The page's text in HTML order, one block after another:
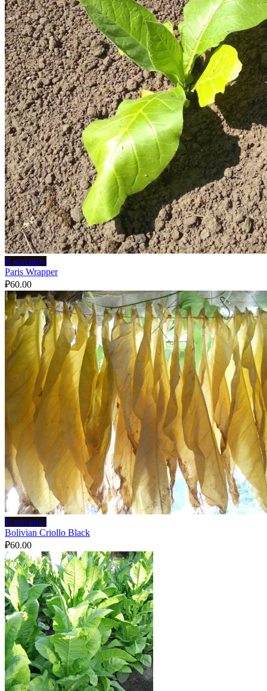
В корзину
Paris Wrapper
₽60.00
В корзину
Bolivian Criollo Black
₽60.00